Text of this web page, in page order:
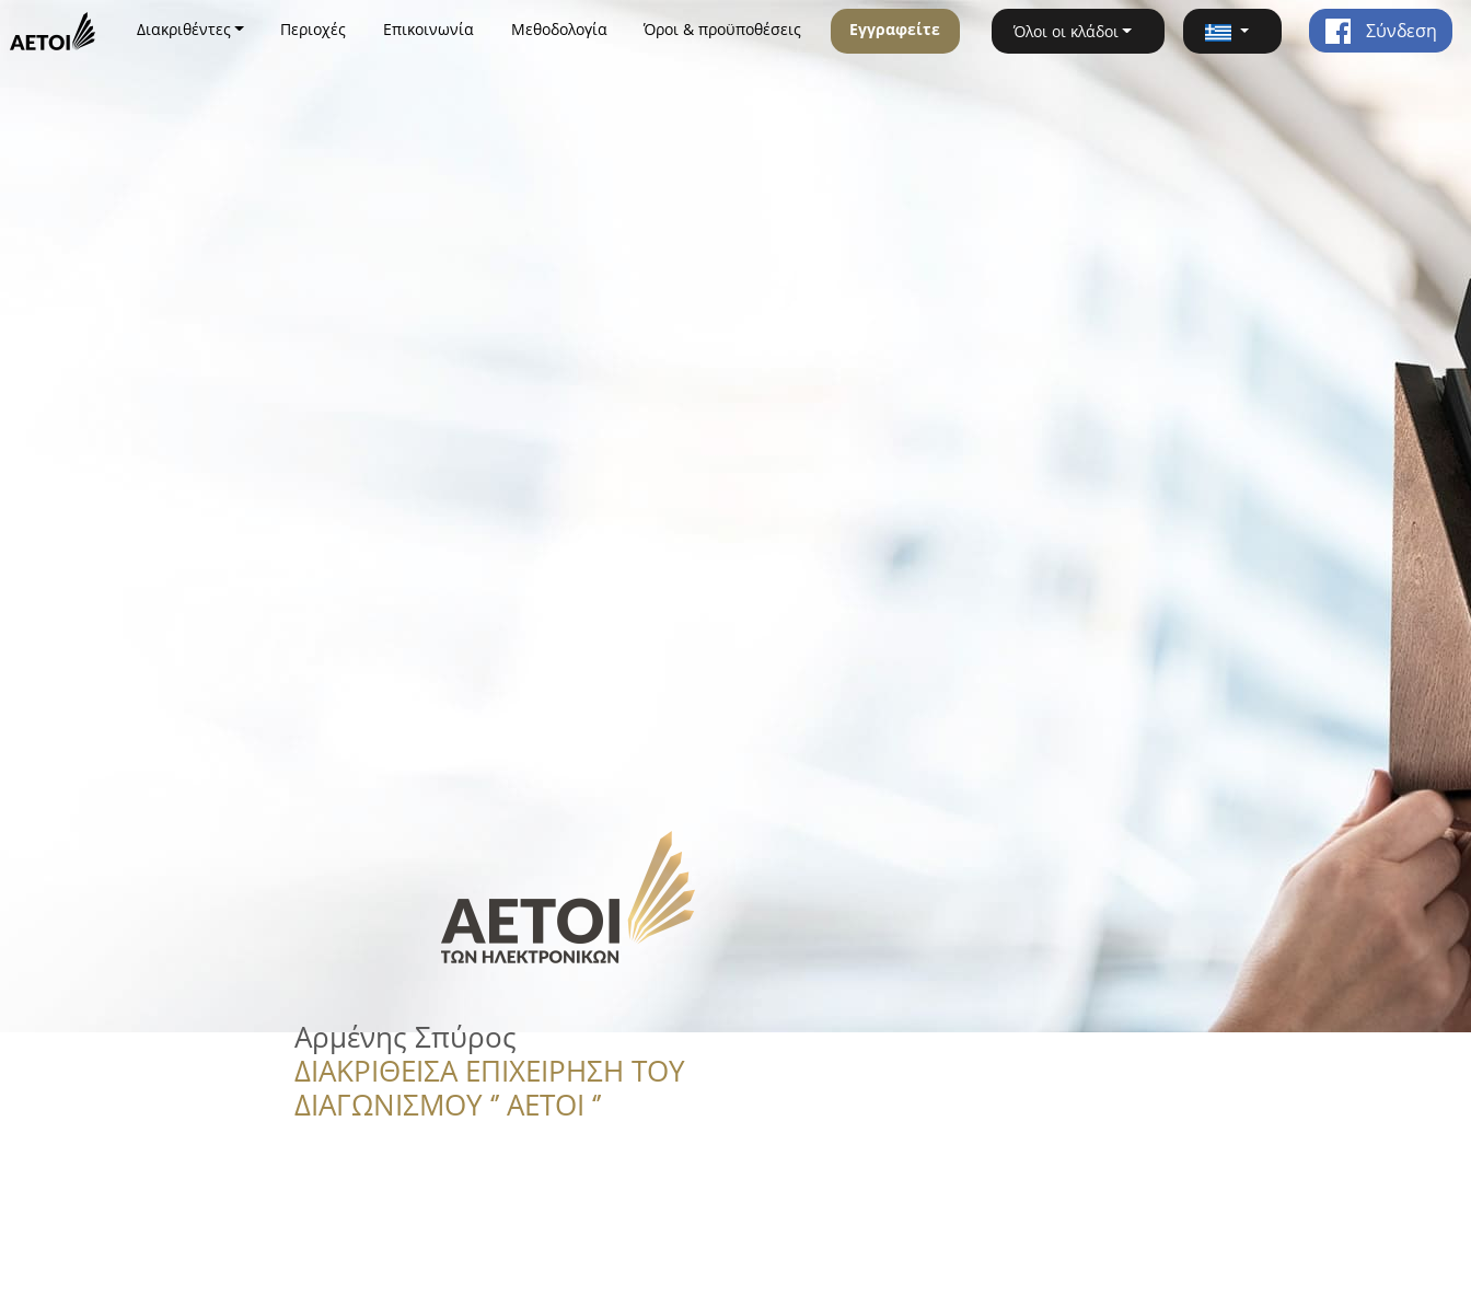
Διακριθέντες Περιοχές Επικοινωνία Μεθοδολογία Όροι & προϋποθέσεις Εγγραφείτε Όλοι οι κλάδοι Σύνδεση
Αρμένης Σπύρος
ΔΙΑΚΡΙΘΕΙΣΑ ΕΠΙΧΕΙΡΗΣΗ ΤΟΥ
ΔΙΑΓΩΝΙΣΜΟΥ ‘’ ΑΕΤΟΙ ‘’